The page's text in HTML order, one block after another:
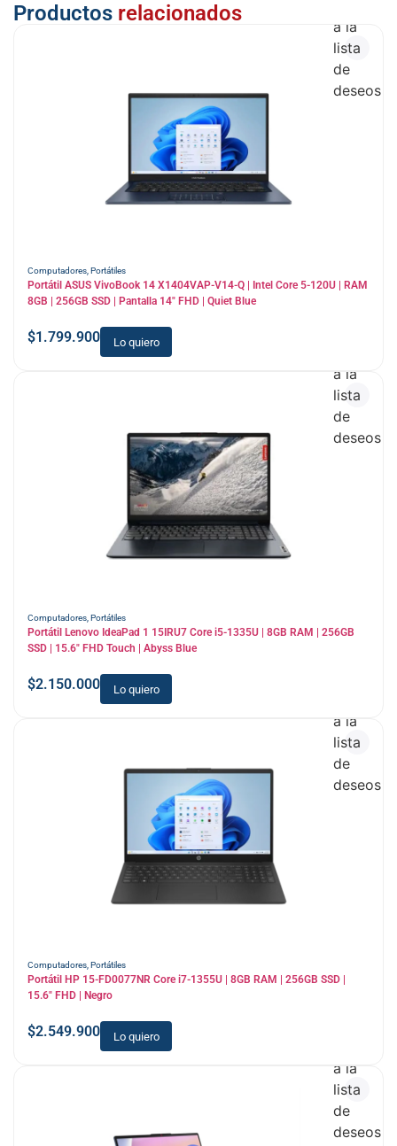
Productos relacionados
Computadores,Portátiles
Portátil ASUS VivoBook 14 X1404VAP-V14-Q | Intel Core 5-120U | RAM
8GB | 256GB SSD | Pantalla 14″ FHD | Quiet Blue
$1.799.900 Lo quiero
a la
lista
de
deseos
Computadores,Portátiles
Portátil Lenovo IdeaPad 1 15IRU7 Core i5-1335U | 8GB RAM | 256GB
SSD | 15.6″ FHD Touch | Abyss Blue
$2.150.000 Lo quiero
a la
lista
de
deseos
Computadores,Portátiles
Portátil HP 15-FD0077NR Core i7-1355U | 8GB RAM | 256GB SSD |
15.6″ FHD | Negro
$2.549.900 Lo quiero
a la
lista
de
deseos
a la
lista
de
deseos